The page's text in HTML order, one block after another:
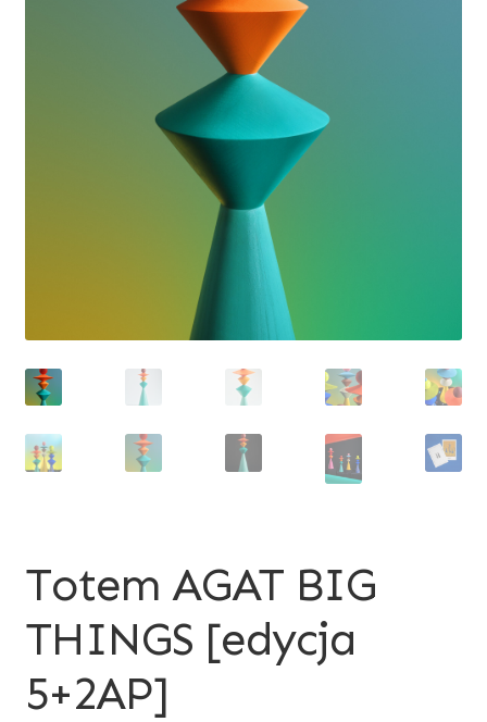
Totem AGAT BIG
THINGS [edycja
5+2AP]